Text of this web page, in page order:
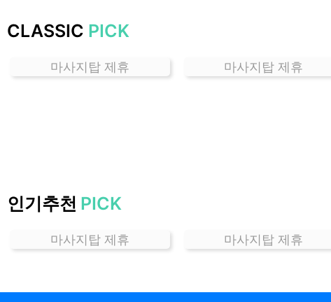
곳
가
추
천
CLASSIC PICK
마사지탑 제휴 마사지탑 제휴
인기추천 PICK
마사지탑 제휴 마사지탑 제휴